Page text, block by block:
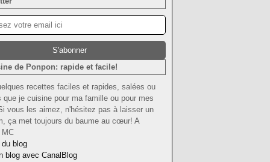
de Ponpon: rapide et facile!
recettes faciles et rapides, salées ou
que je cuisine pour ma famille ou pour mes
vous les aimez, n'hésitez pas à laisser un
ça met toujours du baume au cœur! A
MC
blog
blog avec CanalBlog